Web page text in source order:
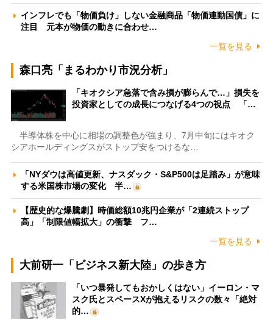
インフレでも「物価負け」しない金融商品「物価連動国債」に
注目 元本が物価の動きに合わせ…
一覧を見る
森口亮「まるわかり市況分析」
「キオクシア急落で含み損が膨らんで…」損失を
投資家としての成長につなげる4つの視点 「…
半導体株を中心に相場の調整色が強まり、7月中旬にはキオク
シアホールディングスがストップ安をつけるな…
「NYダウは高値更新、ナスダック・S&P500は足踏み」が意味
する米国株市場の変化 半…
【歴史的な爆騰劇】時価総額10兆円企業が「2連続ストップ
高」「制限値幅拡大」の衝撃 フ…
一覧を見る
大前研一「ビジネス新大陸」の歩き方
「いつ暴発してもおかしくはない」イーロン・マ
スク氏とスペースXが抱えるリスクの数々「絶対
的…